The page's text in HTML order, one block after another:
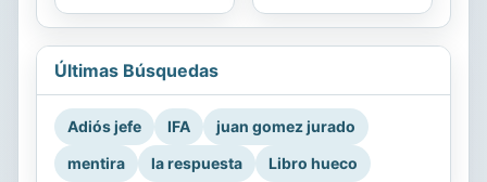
Últimas Búsquedas
Adiós jefe IFA
juan gomez jurado
mentira
la respuesta Libro hueco